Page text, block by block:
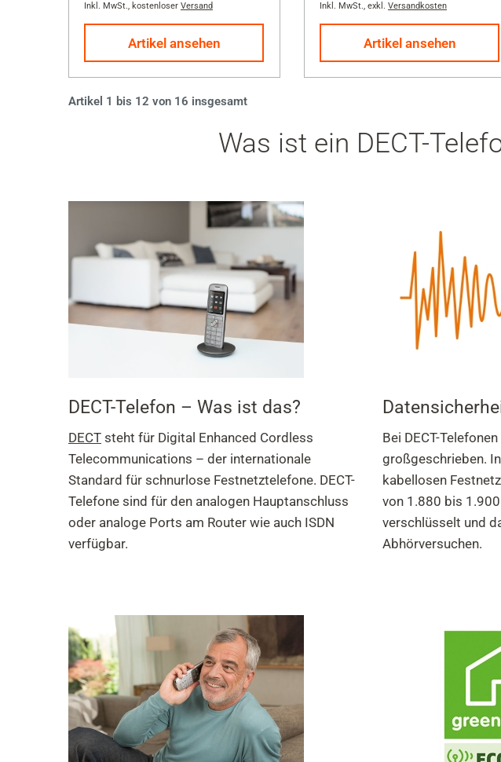
Sternen.
Inkl. MwSt., kostenloser Versand
Artikel ansehen
Sternen.
Inkl. MwSt., exkl. Versandkosten
Artikel ansehen
Artikel 1 bis 12 von 16 insgesamtSeite:
Was ist ein DECT-
DECT-Telefon – Was ist das?
DECT steht für Digital Enhanced Cordless
Telecommunications – der internationale
Standard für schnurlose Festnetztelefone. DECT-
Telefone sind für den analogen Hauptanschluss
oder analoge Ports am Router wie auch ISDN
verfügbar.
Bei DECT-
großgeschrieben.
kabellosen
von 1.880 bis
verschlüsselt und
Abhörversuchen.